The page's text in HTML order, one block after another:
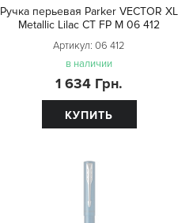
Ручка перьевая Parker VECTOR XL
Metallic Lilac CT FP M 06 412
Артикул:06 412
в наличии
1 634 Грн.
КУПИТЬ